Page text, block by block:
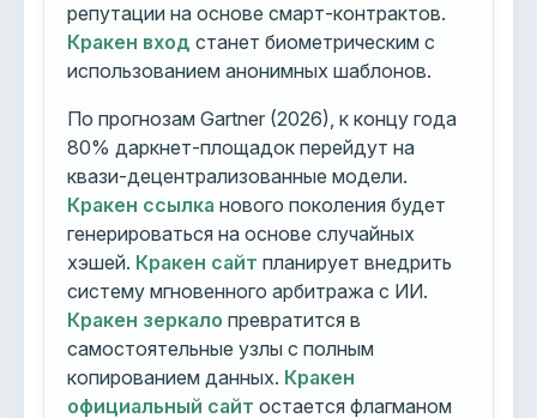
репутации на основе смарт-контрактов.
Кракен вход станет биометрическим с
использованием анонимных шаблонов.
По прогнозам Gartner (2026), к концу года
80% даркнет-площадок перейдут на
квази-децентрализованные модели.
Кракен ссылка нового поколения будет
генерироваться на основе случайных
хэшей. Кракен сайт планирует внедрить
систему мгновенного арбитража с ИИ.
Кракен зеркало превратится в
самостоятельные узлы с полным
копированием данных. Кракен
официальный сайт остается флагманом